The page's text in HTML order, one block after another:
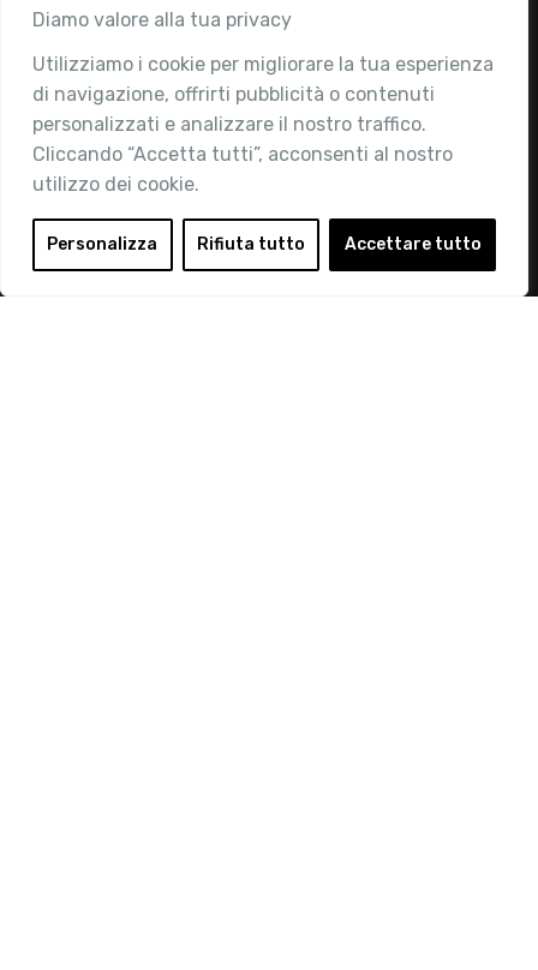
Diamo valore alla tua privacy
Utilizziamo i cookie per migliorare la tua esperienza
di navigazione, offrirti pubblicità o contenuti
personalizzati e analizzare il nostro traffico.
Cliccando “Accetta tutti”, acconsenti al nostro
utilizzo dei cookie.
Personalizza Rifiuta tutto Accettare tutto
Associazione
Chi siamo
Attività
Contatti
Area Riservata
Login
Diventa Socio